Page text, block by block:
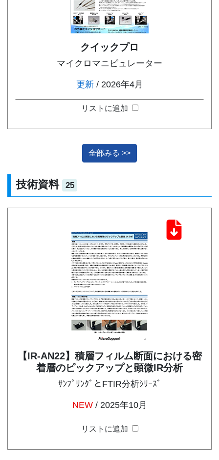
クイックプロ
マイクロマニピュレーター
更新/ 2026年4月
リストに追加
全部みる >>
技術資料 25
【IR-AN22】積層フィルム断面における密
着層のピックアップと顕微IR分析
ｻﾝﾌﾟﾘﾝｸﾞとFTIR分析ｼﾘｰｽﾞ
NEW/ 2025年10月
リストに追加